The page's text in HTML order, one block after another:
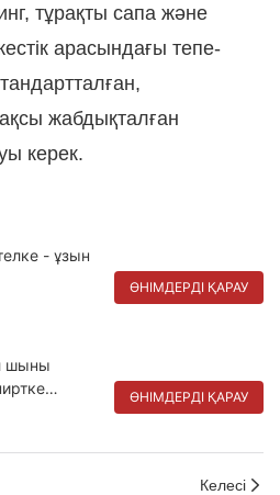
тұрақты сапа және
арасындағы тепе-
жабдықталған
керек.
- ұзын
ӨНІМДЕРДІ ҚАРАУ
шыны
ӨНІМДЕРДІ ҚАРАУ
Келесі